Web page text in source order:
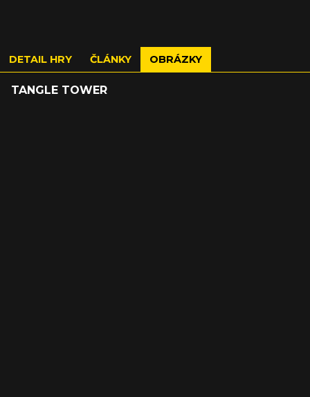
DETAIL HRY ČLÁNKY OBRÁZKY
TANGLE TOWER